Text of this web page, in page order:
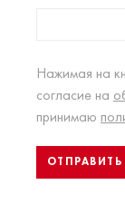
Нажимая на
согласие на
принимаю